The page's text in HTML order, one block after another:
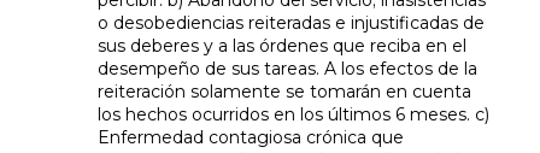
o desobediencias reiteradas e injustificadas de
sus deberes y a las órdenes que reciba en el
desempeño de sus tareas. A los efectos de la
reiteración solamente se tomarán en cuenta
los hechos ocurridos en los últimos 6 meses. c)
Enfermedad contagiosa crónica que